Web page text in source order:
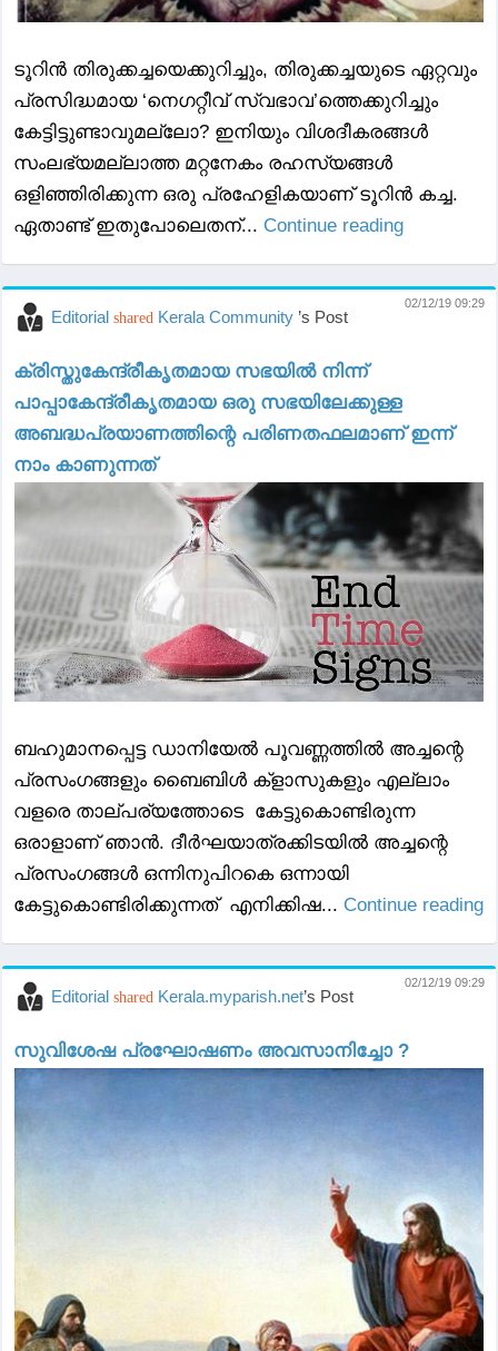
ടൂറിൻ തിരുക്കച്ചയെക്കുറിച്ചും, തിരുക്കച്ചയുടെ ഏറ്റവും
പ്രസിദ്ധമായ ‘നെഗറ്റീവ് സ്വഭാവ’ത്തെക്കുറിച്ചും
കേട്ടിട്ടുണ്ടാവുമല്ലോ? ഇനിയും വിശദീകരങ്ങൾ
സംലഭ്യമല്ലാത്ത മറ്റനേകം രഹസ്യങ്ങൾ
ഒളിഞ്ഞിരിക്കുന്ന ഒരു പ്രഹേളികയാണ് ടൂറിൻ കച്ച.
ഏതാണ്ട് ഇതുപോലെതന്... Continue reading
Editorial shared Kerala Community ’s Post
02/12/19 09:29
ക്രിസ്തുകേന്ദ്രീകൃതമായ സഭയിൽ നിന്ന്
പാപ്പാകേന്ദ്രീകൃതമായ ഒരു സഭയിലേക്കുള്ള
അബദ്ധപ്രയാണത്തിന്റെ പരിണതഫലമാണ് ഇന്ന്
നാം കാണുന്നത്
ബഹുമാനപ്പെട്ട ഡാനിയേൽ പൂവണ്ണത്തിൽ അച്ചന്റെ
പ്രസംഗങ്ങളും ബൈബിൾ ക്‌ളാസുകളും എല്ലാം
വളരെ താല്പര്യത്തോടെ കേട്ടുകൊണ്ടിരുന്ന
ഒരാളാണ് ഞാൻ. ദീർഘയാത്രക്കിടയിൽ അച്ചന്റെ
പ്രസംഗങ്ങൾ ഒന്നിനുപിറകെ ഒന്നായി
കേട്ടുകൊണ്ടിരിക്കുന്നത് എനിക്കിഷ... Continue reading
Editorial shared Kerala.myparish.net’s Post
02/12/19 09:29
സുവിശേഷ പ്രഘോഷണം അവസാനിച്ചോ ?